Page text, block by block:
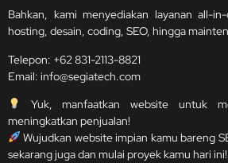
Bahkan, kami menyediakan layanan all-
hosting, desain, coding, SEO, hingga
Telepon: +62 831-2113-8821
Email: info@segiatech.com
Yuk, manfaatkan website untuk
meningkatkan penjualan!
Wujudkan website impian kamu bareng
sekarang juga dan mulai proyek kamu hari ini!